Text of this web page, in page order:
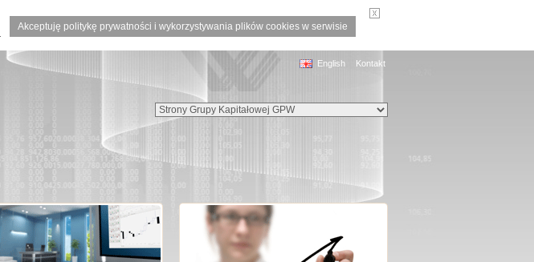
Akceptuję politykę prywatności i wykorzystywania plików cookies w serwisie
English Kontakt